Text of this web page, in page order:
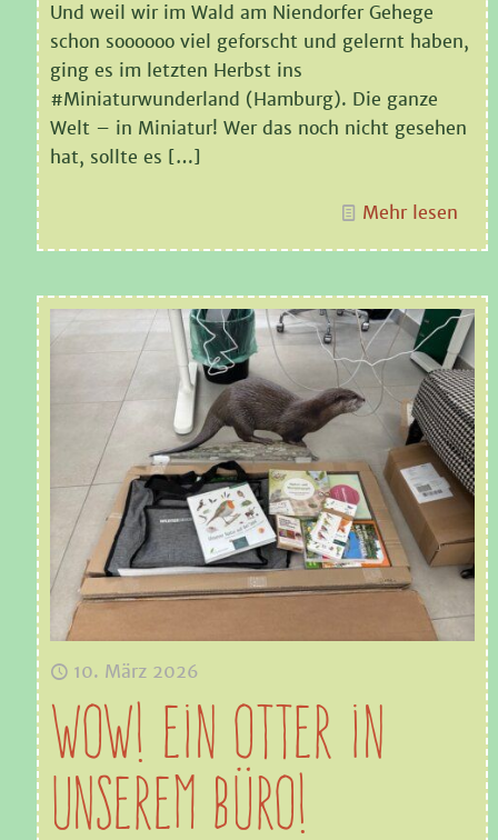
Und weil wir im Wald am Niendorfer Gehege
schon soooooo viel geforscht und gelernt haben,
ging es im letzten Herbst ins
#Miniaturwunderland (Hamburg). Die ganze
Welt – in Miniatur! Wer das noch nicht gesehen
hat, sollte es […]
Mehr lesen
10. März 2026
WOW! Ein Otter in
unserem Büro!